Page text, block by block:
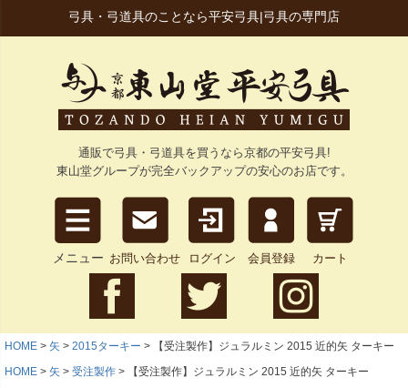
弓具・弓道具のことなら平安弓具|弓具の専門店
通販で弓具・弓道具を買うなら京都の平安弓具!
東山堂グループが完全バックアップの安心のお店です。
メニュー お問い合わせ ログイン 会員登録 カート
HOME 矢 2015ターキー
【受注製作】ジュラルミン 2015 近的矢 ターキー
HOME
矢 受注製作 【受注製作】ジュラルミン 2015 近的矢 ターキー